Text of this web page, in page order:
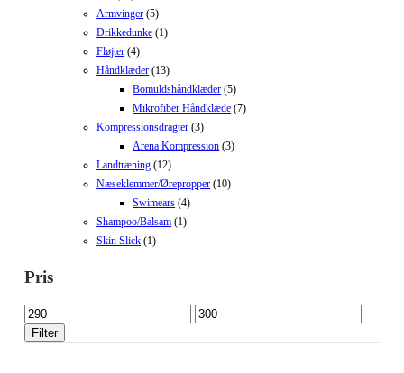
Armvinger (5)
Drikkedunke (1)
Fløjter (4)
Håndklæder (13)
Bomuldshåndklæder (5)
Mikrofiber Håndklæde (7)
Kompressionsdragter (3)
Arena Kompression (3)
Landtræning (12)
Næseklemmer/Ørepropper (10)
Swimears (4)
Shampoo/Balsam (1)
Skin Slick (1)
Pris
Mindste
pris
Højeste
pris
Filter